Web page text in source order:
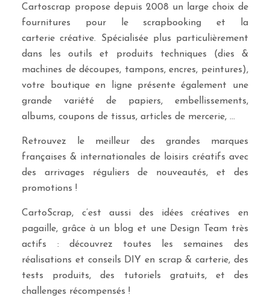
Cartoscrap propose depuis 2008 un large choix de
fournitures pour le scrapbooking et la
carterie créative. Spécialisée plus particulièrement
dans les outils et produits techniques (dies &
machines de découpes, tampons, encres, peintures),
votre boutique en ligne présente également une
grande variété de papiers, embellissements,
albums, coupons de tissus, articles de mercerie, …
Retrouvez le meilleur des grandes marques
françaises & internationales de loisirs créatifs avec
des arrivages réguliers de nouveautés, et des
promotions !
CartoScrap, c’est aussi des idées créatives en
pagaille, grâce à un blog et une Design Team très
actifs : découvrez toutes les semaines des
réalisations et conseils DIY en scrap & carterie, des
tests produits, des tutoriels gratuits, et des
challenges récompensés !